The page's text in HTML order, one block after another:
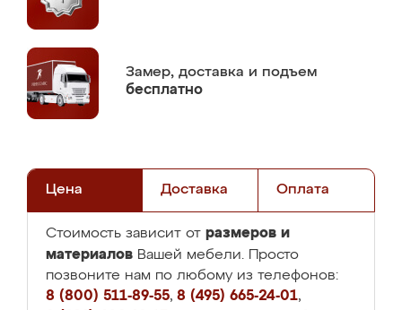
Замер, доставка и подъем
бесплатно
Цена Доставка Оплата
Стоимость зависит от размеров и
материалов Вашей мебели. Просто
позвоните нам по любому из телефонов:
8 (800) 511-89-55, 8 (495) 665-24-01,